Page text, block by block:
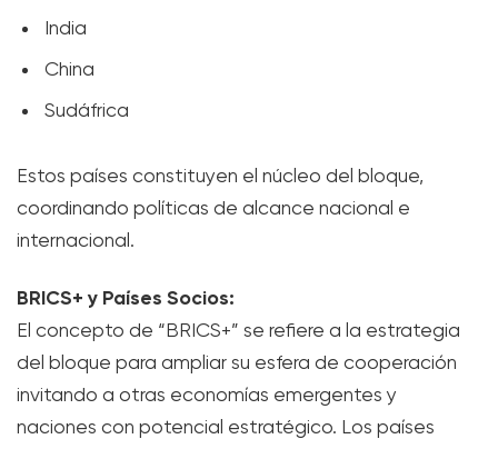
India
China
Sudáfrica
Estos países constituyen el núcleo del bloque,
coordinando políticas de alcance nacional e
internacional.
BRICS+ y Países Socios:
El concepto de “BRICS+” se refiere a la estrategia
del bloque para ampliar su esfera de cooperación
invitando a otras economías emergentes y
naciones con potencial estratégico. Los países